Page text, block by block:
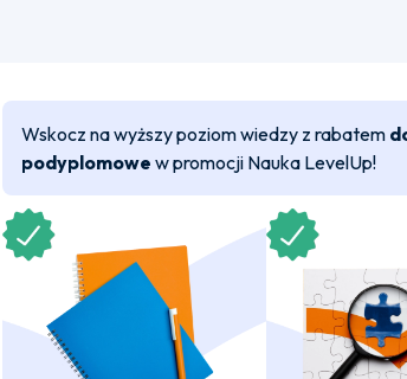
Wskocz na wyższy poziom wiedzy z rabatem
podyplomowe w promocji Nauka LevelUp!